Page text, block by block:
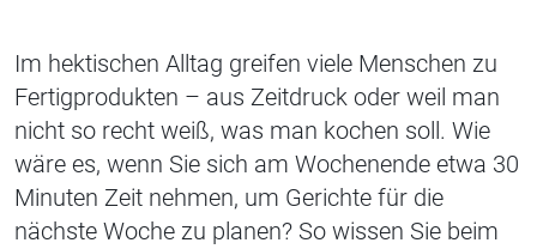
Im hektischen Alltag greifen viele Menschen zu
Fertigprodukten – aus Zeitdruck oder weil man
nicht so recht weiß, was man kochen soll. Wie
wäre es, wenn Sie sich am Wochenende etwa 30
Minuten Zeit nehmen, um Gerichte für die
nächste Woche zu planen? So wissen Sie beim